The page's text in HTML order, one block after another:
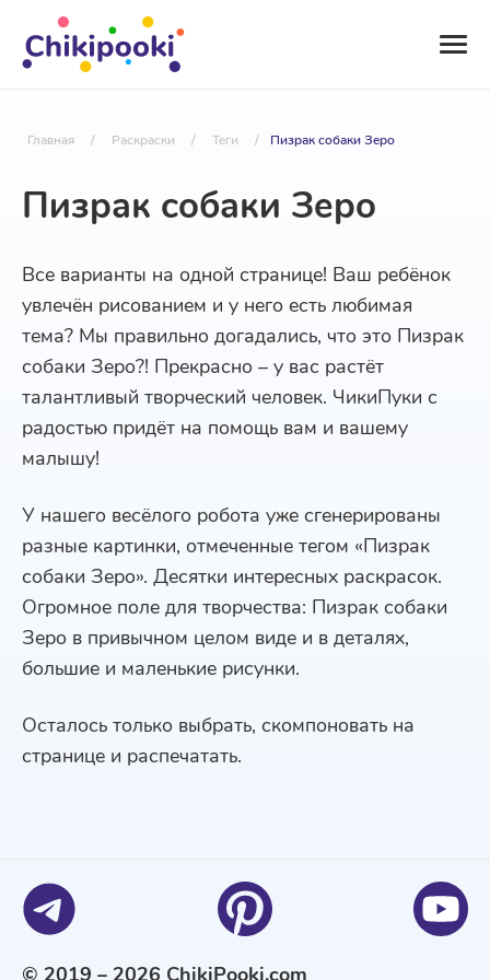
Главная / Раскраски / Теги / Пизрак собаки Зеро
Пизрак собаки Зеро
Все варианты на одной странице! Ваш ребёнок
увлечён рисованием и у него есть любимая
тема? Мы правильно догадались, что это Пизрак
собаки Зеро?! Прекрасно – у вас растёт
талантливый творческий человек. ЧикиПуки с
радостью придёт на помощь вам и вашему
малышу!
У нашего весёлого робота уже сгенерированы
разные картинки, отмеченные тегом «Пизрак
собаки Зеро». Десятки интересных раскрасок.
Огромное поле для творчества: Пизрак собаки
Зеро в привычном целом виде и в деталях,
большие и маленькие рисунки.
Осталось только выбрать, скомпоновать на
странице и распечатать.
© 2019 – 2026 ChikiPooki.com